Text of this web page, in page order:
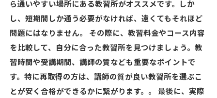
ら通いやすい場所にある教習所がオススメです。しか
し、短期間しか通う必要がなければ、遠くてもそれほど
問題にはなりません。 その際に、教習料金やコース内容
を比較して、自分に合った教習所を見つけましょう。教
習時間や受講期間、講師の質なども重要なポイントで
す。特に再取得の方は、講師の質が良い教習所を選ぶこ
とが安く合格ができるかに繋がります。。 最後に、実際